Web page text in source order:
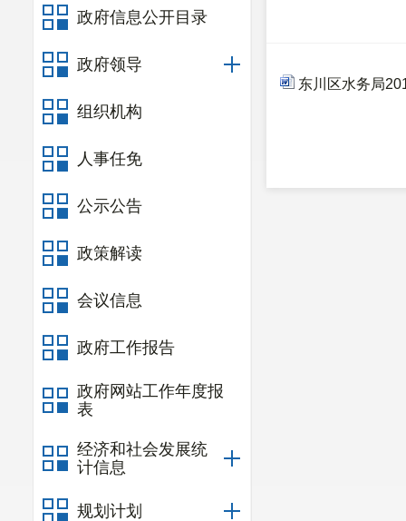
政府信息公开目录
政府领导
组织机构
人事任免
公示公告
政策解读
会议信息
政府工作报告
政府网站工作年度报
表
经济和社会发展统
计信息
规划计划
东川区水务局